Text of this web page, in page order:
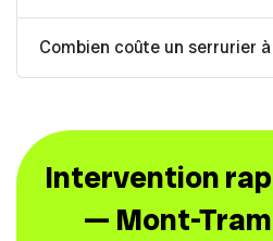
Combien coûte un serrurier
Intervention
— Mont-